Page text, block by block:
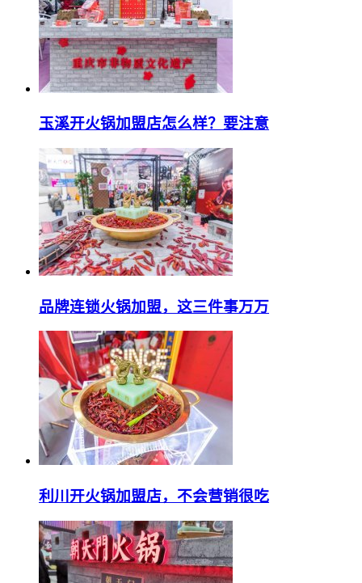
玉溪开火锅加盟店怎么样？要注意
品牌连锁火锅加盟，这三件事万万
利川开火锅加盟店，不会营销很吃